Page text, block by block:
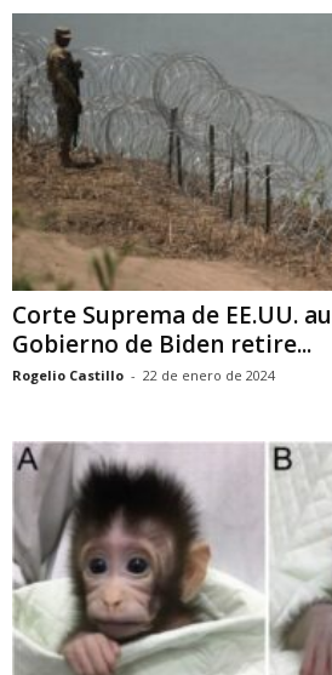
Corte Suprema de EE.UU.
Gobierno de Biden retire...
Rogelio Castillo - 22 de enero de 2024